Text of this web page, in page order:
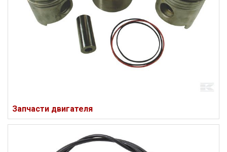
Запчасти двигателя